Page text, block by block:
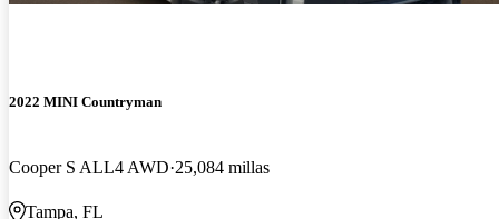
2022 MINI Countryman
Cooper S ALL4 AWD 25,084 millas
Tampa, FL